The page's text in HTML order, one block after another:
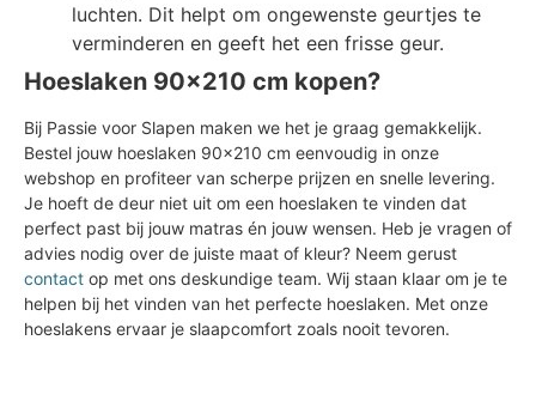
luchten. Dit helpt om ongewenste geurtjes te
verminderen en geeft het een frisse geur.
Hoeslaken 90x210 cm kopen?
Bij Passie voor Slapen maken we het je graag gemakkelijk.
Bestel jouw hoeslaken 90x210 cm eenvoudig in onze
webshop en profiteer van scherpe prijzen en snelle levering.
Je hoeft de deur niet uit om een hoeslaken te vinden dat
perfect past bij jouw matras én jouw wensen. Heb je vragen of
advies nodig over de juiste maat of kleur? Neem gerust
contact op met ons deskundige team. Wij staan klaar om je te
helpen bij het vinden van het perfecte hoeslaken. Met onze
hoeslakens ervaar je slaapcomfort zoals nooit tevoren.